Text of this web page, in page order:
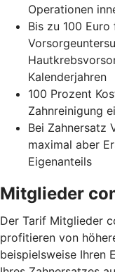
Operationen
Bis zu 100
Kalenderjahren
100 Prozent
Zahnreinigung
Bei Zahnersatz
maximal aber
Eigenanteils
Mitglieder
Der Tarif Mitglieder
profitieren von
beispielsweise Ihren